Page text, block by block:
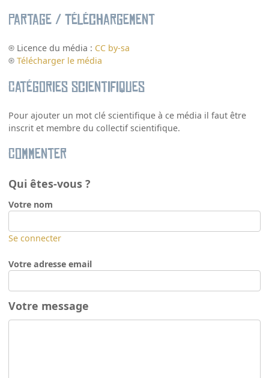
Partage / Téléchargement
Licence du média : CC by-sa
Télécharger le média
Catégories scientifiques
Pour ajouter un mot clé scientifique à ce média il faut être
inscrit et membre du collectif scientifique.
Commenter
Qui êtes-vous ?
Votre nom
Se connecter
Votre adresse email
Votre message